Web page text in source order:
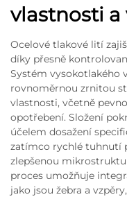
vlastnosti a
Ocelové tlakové lití
díky přesně
Systém vysokotlakého
rovnoměrnou zrnitou
vlastnosti, včetně
opotřebení. Složení
účelem dosažení
zatímco rychlé tuhnutí
zlepšenou
proces umožňuje
jako jsou žebra a